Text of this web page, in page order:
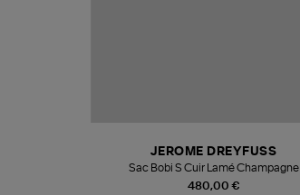
480,00 €
JEROME DREYFUSS
Sac Bobi S Cuir Lamé Champagne